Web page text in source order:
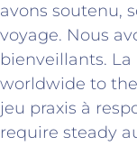
avons soutenu,
voyage. Nous
bienveillants.
worldwide to
jeu praxis à
require steady